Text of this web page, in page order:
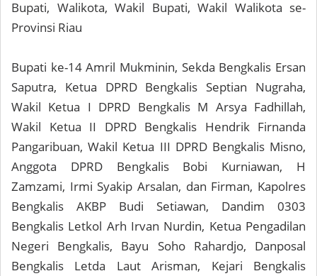
Bupati, Walikota, Wakil Bupati, Wakil Walikota se-
Provinsi Riau
Bupati ke-14 Amril Mukminin, Sekda Bengkalis Ersan
Saputra, Ketua DPRD Bengkalis Septian Nugraha,
Wakil Ketua I DPRD Bengkalis M Arsya Fadhillah,
Wakil Ketua II DPRD Bengkalis Hendrik Firnanda
Pangaribuan, Wakil Ketua III DPRD Bengkalis Misno,
Anggota DPRD Bengkalis Bobi Kurniawan, H
Zamzami, Irmi Syakip Arsalan, dan Firman, Kapolres
Bengkalis AKBP Budi Setiawan, Dandim 0303
Bengkalis Letkol Arh Irvan Nurdin, Ketua Pengadilan
Negeri Bengkalis, Bayu Soho Rahardjo, Danposal
Bengkalis Letda Laut Arisman, Kejari Bengkalis